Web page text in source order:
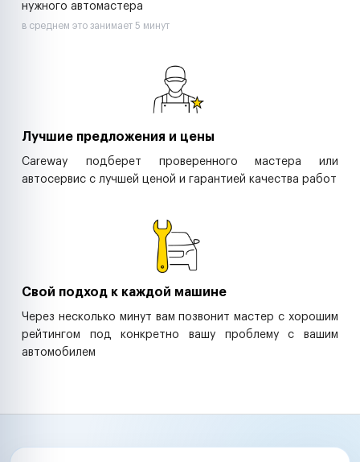
нужного автомастера
в среднем это занимает 5 минут
Лучшие предложения и цены
Careway подберет проверенного мастера или
автосервис с лучшей ценой и гарантией качества работ
Свой подход к каждой машине
Через несколько минут вам позвонит мастер с хорошим
рейтингом под конкретно вашу проблему с вашим
автомобилем